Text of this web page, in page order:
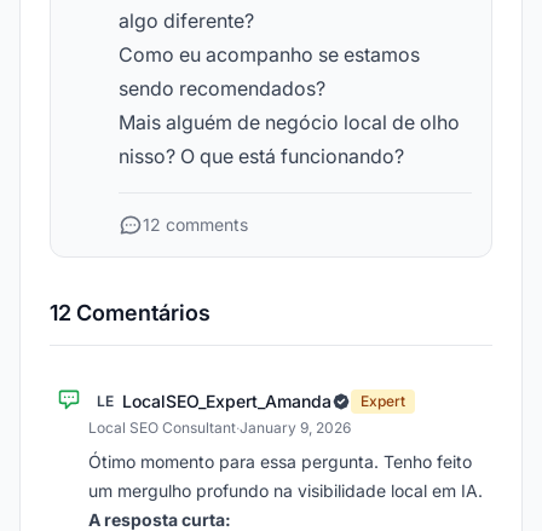
algo diferente?
Como eu acompanho se estamos
sendo recomendados?
Mais alguém de negócio local de olho
nisso? O que está funcionando?
12 comments
12 Comentários
LE LocalSEO_Expert_Amanda
Expert
Local SEO Consultant·January 9, 2026
Ótimo momento para essa pergunta. Tenho feito
um mergulho profundo na visibilidade local em IA.
A resposta curta: